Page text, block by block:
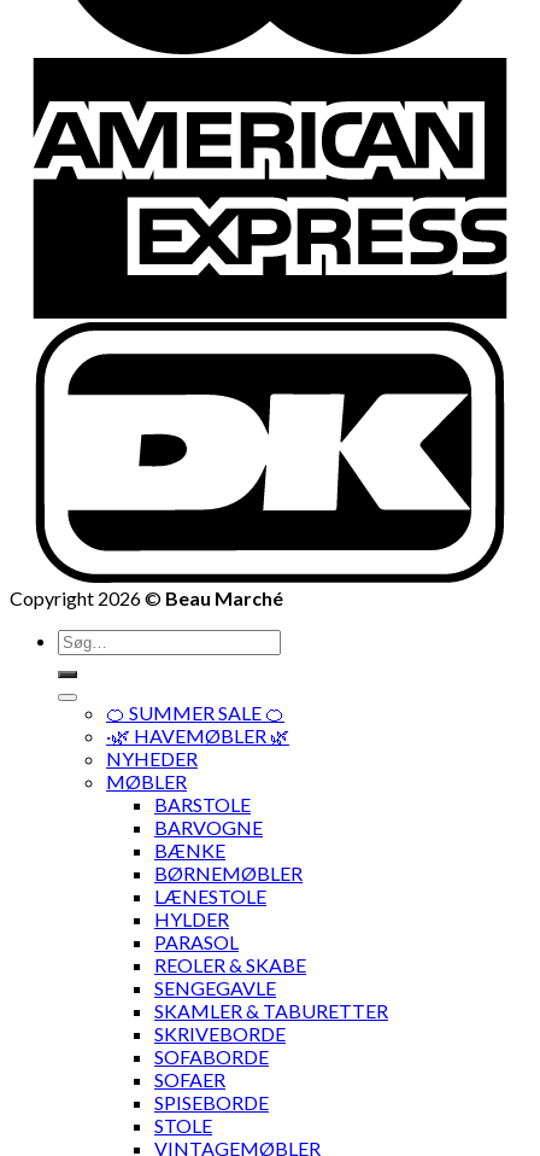
Copyright 2026 © Beau Marché
Søg
efter:
🍊 SUMMER SALE 🍊
·🌿 HAVEMØBLER 🌿
NYHEDER
MØBLER
BARSTOLE
BARVOGNE
BÆNKE
BØRNEMØBLER
LÆNESTOLE
HYLDER
PARASOL
REOLER & SKABE
SENGEGAVLE
SKAMLER & TABURETTER
SKRIVEBORDE
SOFABORDE
SOFAER
SPISEBORDE
STOLE
VINTAGEMØBLER